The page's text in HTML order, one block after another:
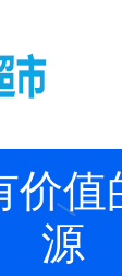
价值
源